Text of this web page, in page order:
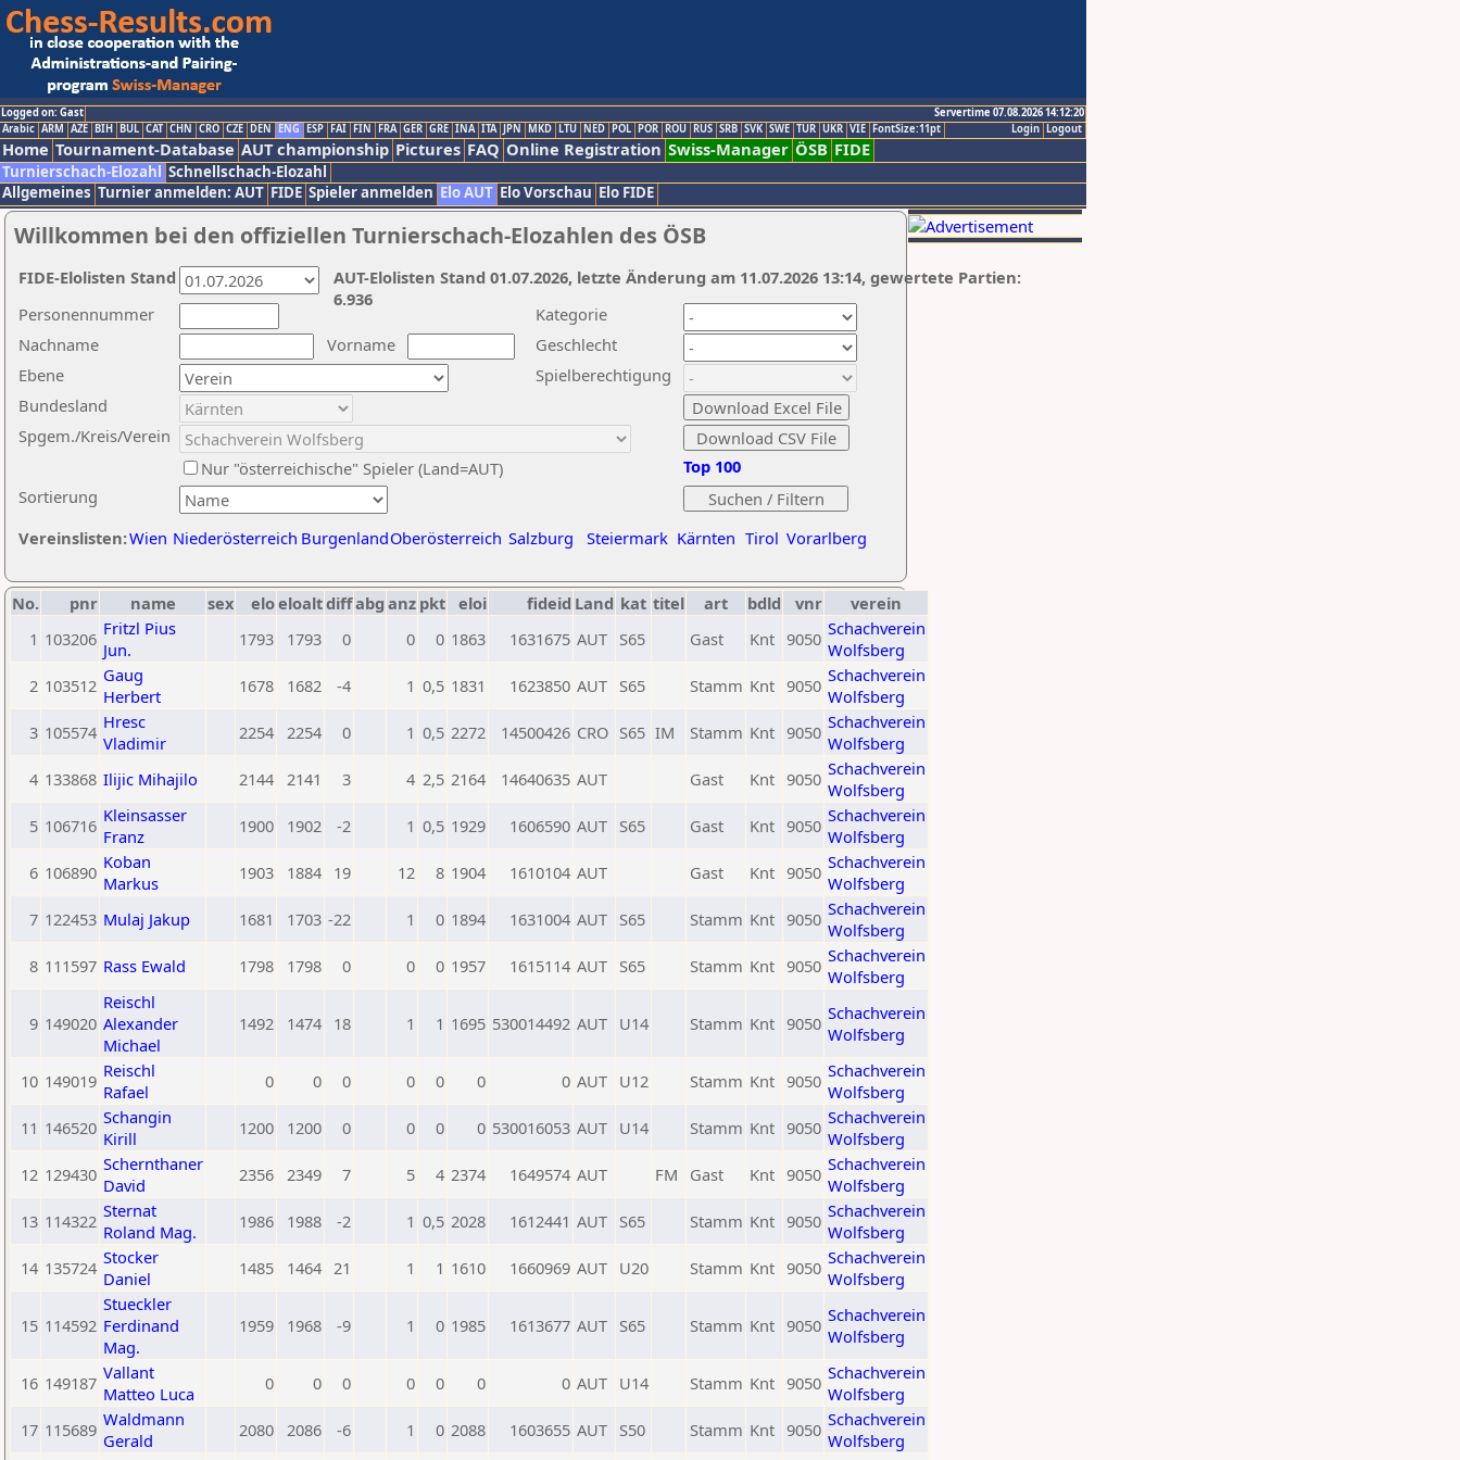
Logged on: Gast
Servertime 07.08.2026 14:12:20
Logout
Login
Arabic ARM AZE BIH BUL CAT CHN CRO CZE DEN ENG ESP FAI FIN FRA GER GRE INA ITA JPN MKD LTU NED POL POR ROU RUS SRB SVK SWE TUR UKR VIE FontSize:11pt
Home Tournament-Database AUT championship Pictures FAQ Online Registration Swiss-Manager ÖSB FIDE
Turnierschach-Elozahl Schnellschach-Elozahl
Allgemeines Turnier anmelden: AUT FIDE Spieler anmelden Elo AUT Elo Vorschau Elo FIDE
Willkommen bei den offiziellen Turnierschach-Elozahlen des ÖSB
Nachname
Vorname
Ebene
Kategorie
Sortierung
Personennummer
Bundesland
Spgem./Kreis/Verein
Geschlecht
Nur "österreichische" Spieler (Land=AUT)
Spielberechtigung
Vereinslisten:Wien Niederösterreich BurgenlandOberösterreich Salzburg Steiermark Kärnten Tirol Vorarlberg
Top 100
AUT-Elolisten Stand 01.07.2026, letzte Änderung am 11.07.2026 13:14, gewertete Partien:
6.936
FIDE-Elolisten Stand
No. pnr name sex eloeloaltdiffabg anz pkt eloi fideid Land kat titel art bdld vnr
verein
1 103206 Fritzl Pius
Jun.
1793 1793 0 0 0 1863 1631675 AUT S65 Gast Knt 9050 Schachverein
Wolfsberg
2 103512 Gaug
Herbert
1678 1682 -4 1 0,5 1831 1623850 AUT S65 Stamm Knt 9050 Schachverein
Wolfsberg
3 105574 Hresc
Vladimir
2254 2254 0 1 0,5 2272 14500426 CRO S65 IM Stamm Knt 9050 Schachverein
Wolfsberg
4 133868 Ilijic Mihajilo 2144 2141 3 4 2,5 2164 14640635 AUT Gast Knt 9050 Schachverein
Wolfsberg
5 106716 Kleinsasser
Franz
1900 1902 -2 1 0,5 1929 1606590 AUT S65 Gast Knt 9050 Schachverein
Wolfsberg
6 106890 Koban
Markus
1903 1884 19 12 8 1904 1610104 AUT Gast Knt 9050 Schachverein
Wolfsberg
7 122453 Mulaj Jakup 1681 1703 -22 1 0 1894 1631004 AUT S65 Stamm Knt 9050 Schachverein
Wolfsberg
8 111597 Rass Ewald 1798 1798 0 0 0 1957 1615114 AUT S65 Stamm Knt 9050 Schachverein
Wolfsberg
9 149020
Reischl
Alexander
Michael
1492 1474 18 1 1 1695 530014492 AUT U14 Stamm Knt 9050 Schachverein
Wolfsberg
10 149019 Reischl
Rafael
0 0 0 0 0 0 0 AUT U12 Stamm Knt 9050 Schachverein
Wolfsberg
11 146520 Schangin
Kirill
1200 1200 0 0 0 0 530016053 AUT U14 Stamm Knt 9050 Schachverein
Wolfsberg
12 129430 Schernthaner
David
2356 2349 7 5 4 2374 1649574 AUT FM Gast Knt 9050 Schachverein
Wolfsberg
13 114322 Sternat
Roland Mag.
1986 1988 -2 1 0,5 2028 1612441 AUT S65 Stamm Knt 9050 Schachverein
Wolfsberg
14 135724 Stocker
Daniel
1485 1464 21 1 1 1610 1660969 AUT U20 Stamm Knt 9050 Schachverein
Wolfsberg
15 114592
Stueckler
Ferdinand
Mag.
1959 1968 -9 1 0 1985 1613677 AUT S65 Stamm Knt 9050 Schachverein
Wolfsberg
16 149187 Vallant
Matteo Luca
0 0 0 0 0 0 0 AUT U14 Stamm Knt 9050 Schachverein
Wolfsberg
17 115689 Waldmann
Gerald
2080 2086 -6 1 0 2088 1603655 AUT S50 Stamm Knt 9050 Schachverein
Wolfsberg